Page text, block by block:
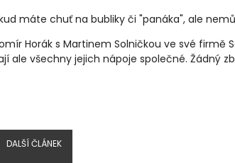
máte chuť na bubliky či "panáka", ale
Horák s Martinem Solničkou ve své firmě
ale všechny jejich nápoje společné. Žádný
DALŠÍ ČLÁNEK